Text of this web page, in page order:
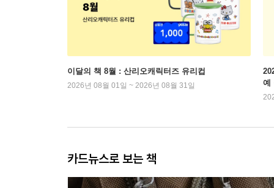
이달의 책 8월 : 산리오캐릭터즈 유리컵
2026년 08월 01일 ~ 2026년 08월 31일
예
카드뉴스로 보는 책